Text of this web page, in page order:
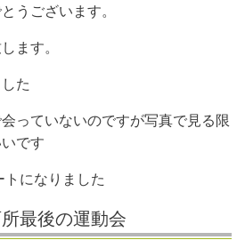
うございます。
ます。
た
っていないのですが写真で見る限
です
になりました
最後の運動会